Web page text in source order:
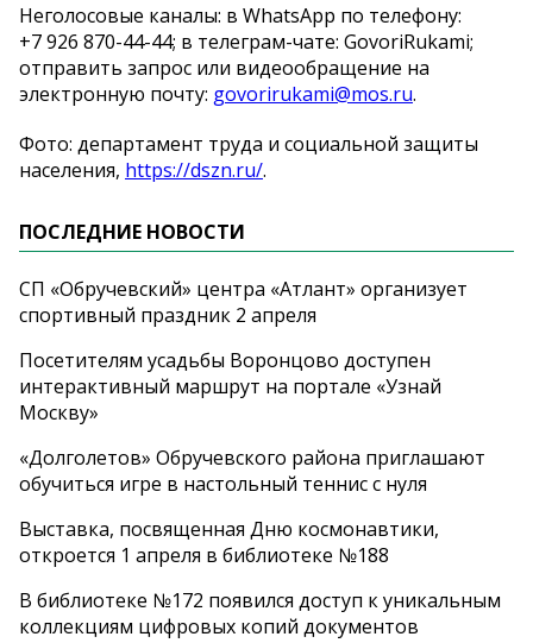
Неголосовые каналы: в WhatsApp по телефону:
+7 926 870-44-44; в телеграм-чате: GovoriRukami;
отправить запрос или видеообращение на
электронную почту: govorirukami@mos.ru.
Фото: департамент труда и социальной защиты
населения, https://dszn.ru/.
ПОСЛЕДНИЕ НОВОСТИ
СП «Обручевский» центра «Атлант» организует
спортивный праздник 2 апреля
Посетителям усадьбы Воронцово доступен
интерактивный маршрут на портале «Узнай
Москву»
«Долголетов» Обручевского района приглашают
обучиться игре в настольный теннис с нуля
Выставка, посвященная Дню космонавтики,
откроется 1 апреля в библиотеке №188
В библиотеке №172 появился доступ к уникальным
коллекциям цифровых копий документов